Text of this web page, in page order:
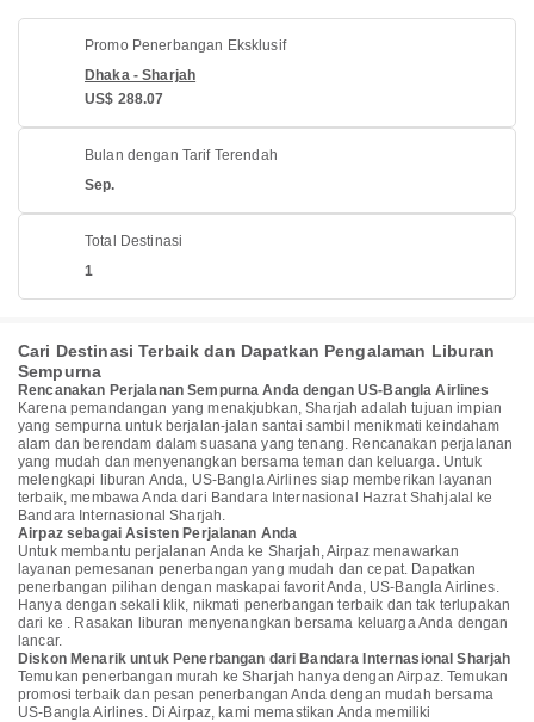
Promo Penerbangan Eksklusif
Dhaka - Sharjah
US$ 288.07
Bulan dengan Tarif Terendah
Sep.
Total Destinasi
1
Cari Destinasi Terbaik dan Dapatkan Pengalaman Liburan
Sempurna
Rencanakan Perjalanan Sempurna Anda dengan US-Bangla Airlines
Karena pemandangan yang menakjubkan, Sharjah adalah tujuan impian
yang sempurna untuk berjalan-jalan santai sambil menikmati keindaham
alam dan berendam dalam suasana yang tenang. Rencanakan perjalanan
yang mudah dan menyenangkan bersama teman dan keluarga. Untuk
melengkapi liburan Anda, US-Bangla Airlines siap memberikan layanan
terbaik, membawa Anda dari Bandara Internasional Hazrat Shahjalal ke
Bandara Internasional Sharjah.
Airpaz sebagai Asisten Perjalanan Anda
Untuk membantu perjalanan Anda ke Sharjah, Airpaz menawarkan
layanan pemesanan penerbangan yang mudah dan cepat. Dapatkan
penerbangan pilihan dengan maskapai favorit Anda, US-Bangla Airlines.
Hanya dengan sekali klik, nikmati penerbangan terbaik dan tak terlupakan
dari ke . Rasakan liburan menyenangkan bersama keluarga Anda dengan
lancar.
Diskon Menarik untuk Penerbangan dari Bandara Internasional Sharjah
Temukan penerbangan murah ke Sharjah hanya dengan Airpaz. Temukan
promosi terbaik dan pesan penerbangan Anda dengan mudah bersama
US-Bangla Airlines. Di Airpaz, kami memastikan Anda memiliki